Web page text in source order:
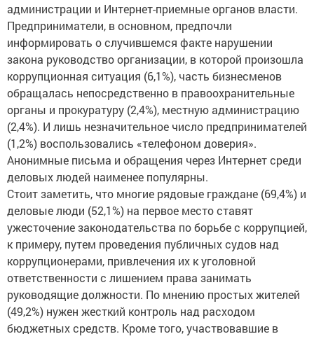
администрации и Интернет-приемные органов власти.
Предприниматели, в основном, предпочли
информировать о случившемся факте нарушении
закона руководство организации, в которой произошла
коррупционная ситуация (6,1%), часть бизнесменов
обращалась непосредственно в правоохранительные
органы и прокуратуру (2,4%), местную администрацию
(2,4%). И лишь незначительное число предпринимателей
(1,2%) воспользовались «телефоном доверия».
Анонимные письма и обращения через Интернет среди
деловых людей наименее популярны.
Стоит заметить, что многие рядовые граждане (69,4%) и
деловые люди (52,1%) на первое место ставят
ужесточение законодательства по борьбе с коррупцией,
к примеру, путем проведения публичных судов над
коррупционерами, привлечения их к уголовной
ответственности с лишением права занимать
руководящие должности. По мнению простых жителей
(49,2%) нужен жесткий контроль над расходом
бюджетных средств. Кроме того, участвовавшие в